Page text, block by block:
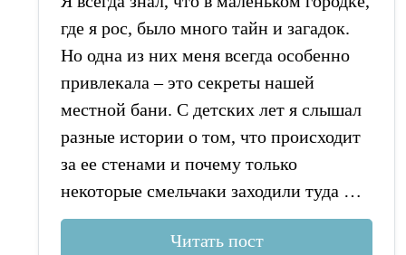
где я рос, было много тайн и загадок.
Но одна из них меня всегда особенно
привлекала – это секреты нашей
местной бани. С детских лет я слышал
разные истории о том, что происходит
за ее стенами и почему только
некоторые смельчаки заходили туда …
Читать пост